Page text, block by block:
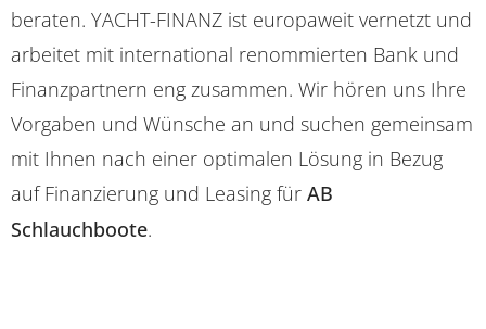
beraten. YACHT-FINANZ ist europaweit vernetzt und
arbeitet mit international renommierten Bank und
Finanzpartnern eng zusammen. Wir hören uns Ihre
Vorgaben und Wünsche an und suchen gemeinsam
mit Ihnen nach einer optimalen Lösung in Bezug
auf Finanzierung und Leasing für AB
Schlauchboote.